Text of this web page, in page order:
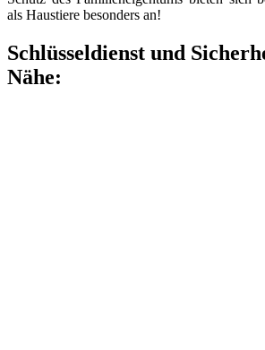
als Haustiere besonders an!
Schlüsseldienst und
Nähe: